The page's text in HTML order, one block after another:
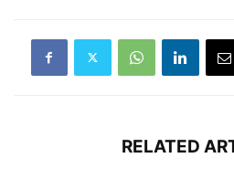
RELATED